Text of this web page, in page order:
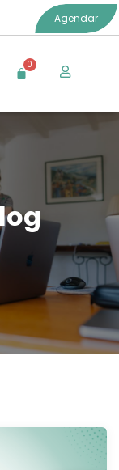
Agendar